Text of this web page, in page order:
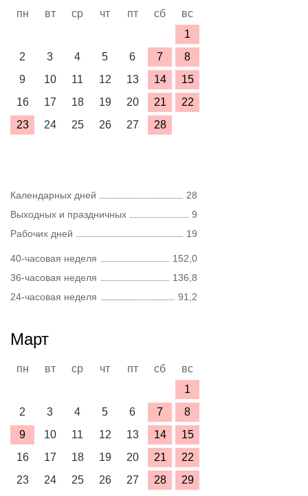
пн вт ср чт пт сб
вс
1
2
3 4 5 6 7
8
9
10 11 12 13 14
15
16
17 18 19 20 21
22
23
24 25 26 27 28
Календарных дней
28
Выходных и праздничных
9
Рабочих дней
19
40-часовая неделя
152,0
36-часовая неделя
136,8
24-часовая неделя
91,2
Март
пн вт ср чт пт сб
вс
1
2
3 4 5 6 7
8
9
10 11 12 13 14
15
16
17 18 19 20 21
22
23
24 25 26 27 28
29